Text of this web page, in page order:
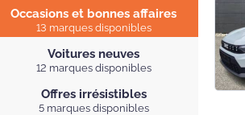
Occasions et bonnes affaires
13 marques disponibles
Voitures neuves
12 marques disponibles
Offres irrésistibles
5 marques disponibles